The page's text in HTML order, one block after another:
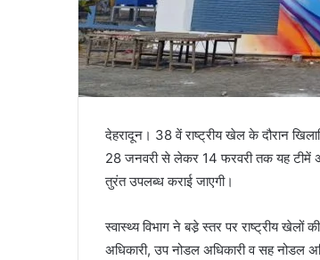
देहरादून। 38 वें राष्ट्रीय खेल के दौरान
28 जनवरी से लेकर 14 फरवरी तक यह टीमें
तुरंत उपलब्ध कराई जाएगी।
स्वास्थ्य विभाग ने बडे़ स्तर पर राष्ट्रीय खेलों
अधिकारी, उप नोडल अधिकारी व सह नोडल